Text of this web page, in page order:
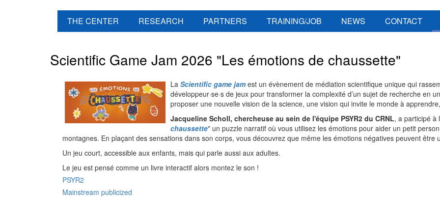
THE CENTER RESEARCH PARTNERS TRAINING/JOB NEWS CONTACT
Scientific Game Jam 2026 "Les émotions de chaussette"
La Scientific game jamest un évènement de médiation scientifique unique qui
développeur·se·s de jeux pour transformer la complexité d’un sujet de recherche en
proposer une nouvelle vision de la science, une vision qui invite le monde à
Jacqueline Scholl, chercheuse au sein de l'équipe PSYR2 du CRNL, a participé à
chaussette" un puzzle narratif où vous utilisez les émotions pour aider un petit
montagnes. En plaçant des sensations dans son corps, vous découvrez que même les émotions négatives peuvent être
Un jeu court, accessible aux enfants, mais qui parle aussi aux adultes.
Le jeu est pensé comme un livre interactif alors montez le son !
PSYR2
Mainstream publicized